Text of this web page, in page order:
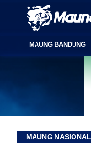
MAUNG BANDUNG
MAUNG NASIONAL